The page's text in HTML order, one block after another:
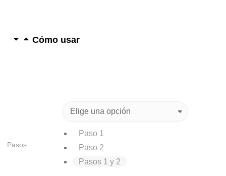
Cómo usar
Pasos
Paso 1
Paso 2
Pasos 1 y 2